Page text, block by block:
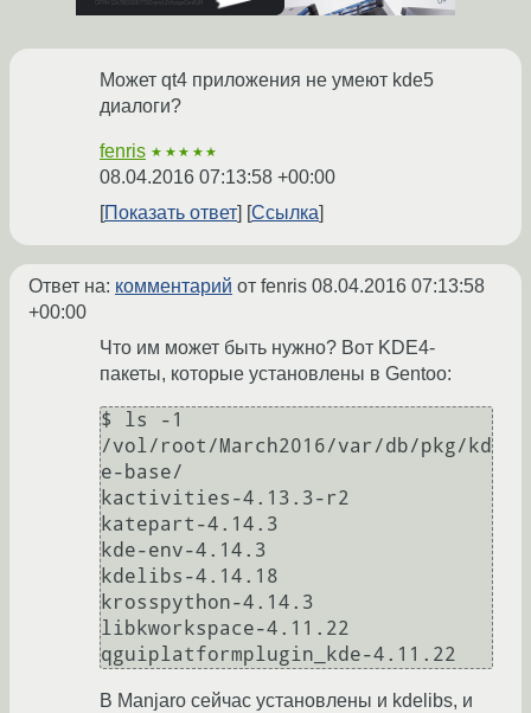
Может qt4 приложения не умеют kde5
диалоги?
fenris ★★★★★
08.04.2016 07:13:58 +00:00
Показать ответ
Ссылка
Ответ на: комментарий от fenris 08.04.2016 07:13:58
+00:00
Что им может быть нужно? Вот KDE4-
пакеты, которые установлены в Gentoo:
$ ls -1
/vol/root/March2016/var/db/pkg/kd
e-base/
kactivities-4.13.3-r2
katepart-4.14.3
kde-env-4.14.3
kdelibs-4.14.18
krosspython-4.14.3
libkworkspace-4.11.22
В Manjaro сейчас установлены и kdelibs, и